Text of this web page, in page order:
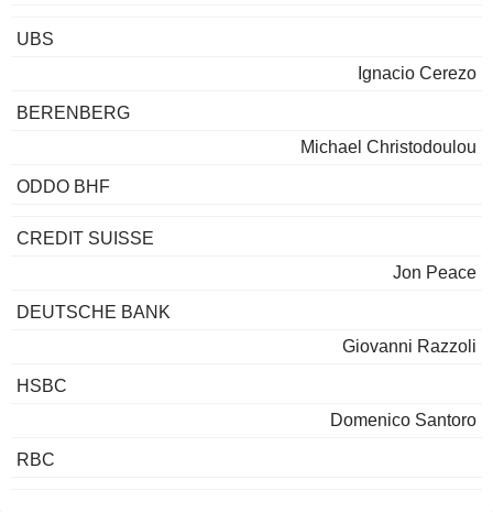
UBS
Ignacio Cerezo
BERENBERG
Michael Christodoulou
ODDO BHF
CREDIT SUISSE
Jon Peace
DEUTSCHE BANK
Giovanni Razzoli
HSBC
Domenico Santoro
RBC